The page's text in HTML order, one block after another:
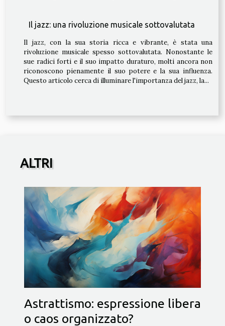
Il jazz: una rivoluzione musicale sottovalutata
Il jazz, con la sua storia ricca e vibrante, è stata una
rivoluzione musicale spesso sottovalutata. Nonostante le
sue radici forti e il suo impatto duraturo, molti ancora non
riconoscono pienamente il suo potere e la sua influenza.
Questo articolo cerca di illuminare l'importanza del jazz, la...
ALTRI
Astrattismo: espressione libera
o caos organizzato?